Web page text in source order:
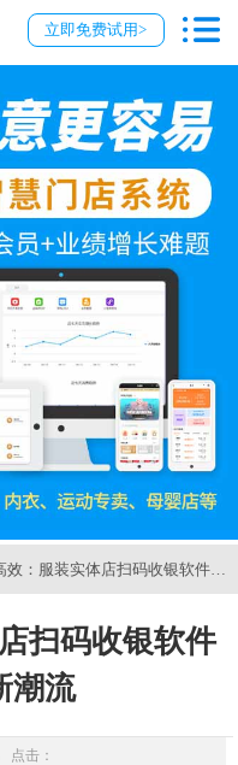
立即免费试用>
效：服装实体店扫码收银软件引
扫码收银软件
潮流
点击：